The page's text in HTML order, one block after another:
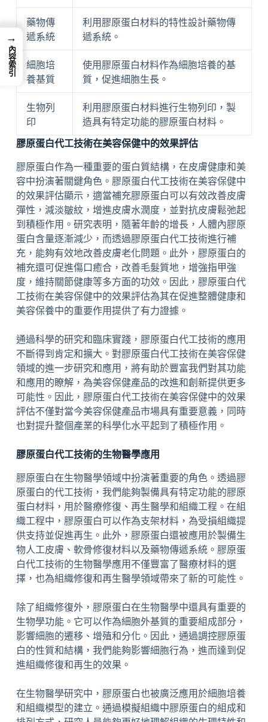
藥物傳
遞系統
利用膠原蛋白材料的特性設計藥物傳
遞系統。
細胞培
養基質
使用膠原蛋白材料作為細胞培養的基
質，促進細胞生長。
生物列
印
利用膠原蛋白材料進行生物列印，製
造具有特定功能的膠原蛋白材料。
膠原蛋白代工技術在美容保健中的效果評估
膠原蛋白作為一種重要的蛋白質結構，在皮膚健康和美
容中扮演著關鍵角色。膠原蛋白代工技術在美容保健中
的效果評估顯示，適當補充膠原蛋白可以有效改善皮膚
彈性，減淡皺紋，增進皮膚水潤度，並對抗皮膚鬆弛起
到積極作用。研究表明，隨著年齡的增長，人體內膠原
蛋白含量逐漸減少，而透過膠原蛋白代工技術進行補
充，能夠有效地改善皮膚老化問題。此外，膠原蛋白的
補充還可促進傷口癒合，改善毛髮質地，增強指甲強
度，維持關節健康等多方面的功效。因此，膠原蛋白代
工技術在美容保健中的效果評估為其在促進整體健康和
美容保養中的重要作用提供了有力證據。
通過科學的研究和臨床實踐，膠原蛋白代工技術的應用
不斷得到肯定和擴大。對膠原蛋白代工技術在美容保健
領域的進一步研究和應用，將有助於豐富我們對其功能
和應用的瞭解，為美容保健產品的改進和創新提供更多
可能性。因此，膠原蛋白代工技術在美容保健中的效果
評估不僅對當今美容保健產品市場具有重要意義，同時
也對提升整個產業的科學化水平起到了積極作用。
膠原蛋白代工技術的生物醫學應用
膠原蛋白在生物醫學領域中扮演著重要的角色。透過膠
原蛋白的代工技術，我們能夠製備具有特定功能的膠原
蛋白材料，用於醫療修復、再生醫學和組織工程。在組
織工程中，膠原蛋白可以作為支架材料，為受損組織提
供支持並促進再生。此外，膠原蛋白還被應用於製備生
物人工皮膚、軟骨修復材料以及藥物傳遞系統。膠原蛋
白代工技術的生物醫學應用不僅豐富了醫療材料的選
擇，也為組織修復和再生醫學領域帶來了新的可能性。
除了組織修復外，膠原蛋白在生物醫學中還具有重要的
生物學功能。它可以作為細胞外基質的重要組成部分，
影響細胞的遷移、增殖和分化。因此，通過調控膠原蛋
白的性質和結構，我們能夠影響細胞行為，進而達到促
進組織修復和再生的效果。
在生物醫學研究中，膠原蛋白也被廣泛應用於細胞培養
和組織模型的建立。通過模擬組織中膠原蛋白的組成和
→
內容索引